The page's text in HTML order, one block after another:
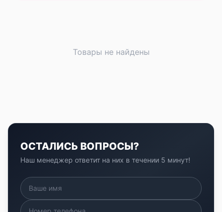
Товары не найдены
ОСТАЛИСЬ ВОПРОСЫ?
Наш менеджер ответит на них в течении 5 минут!